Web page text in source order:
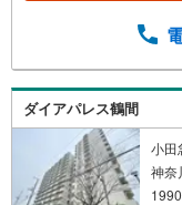
現地/物件見
設計致します
【コロナウ
ルコール除
の間隔を通常
の消毒、除菌
使い捨てスリ
ダイアパレス鶴間
小田
神奈